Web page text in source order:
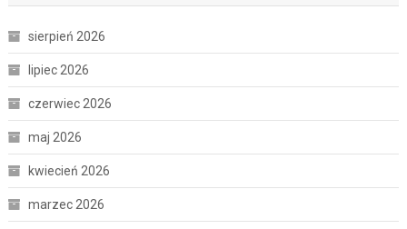
sierpień 2026
lipiec 2026
czerwiec 2026
maj 2026
kwiecień 2026
marzec 2026